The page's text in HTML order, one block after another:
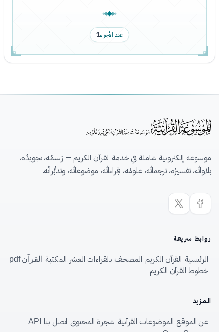
عدد الأجزاء1
موسوعة إلكترونية شاملة في خدمة القرآن الكريم — رَسمُه، تجويدُه،
تِلاواتُه، تفسيرُه، ترجماتُه، علومُه، قِراءاتُه، موضوعاتُه، وتدبُّراتُه.
روابط سريعة
الرئيسية القرآن الكريم المصحف بالقراءات العشر المكتبة القرآن pdf
خطوط القرآن الكريم
المزيد
عن الموقع الموضوعات القرآنية شجرة المحتوى اتصل بنا
API